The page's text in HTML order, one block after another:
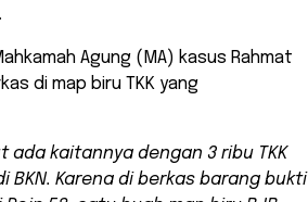
Agung (MA) kasus Rahmat
di map biru TKK yang
ada kaitannya dengan 3 ribu TKK
Karena di berkas barang bukti